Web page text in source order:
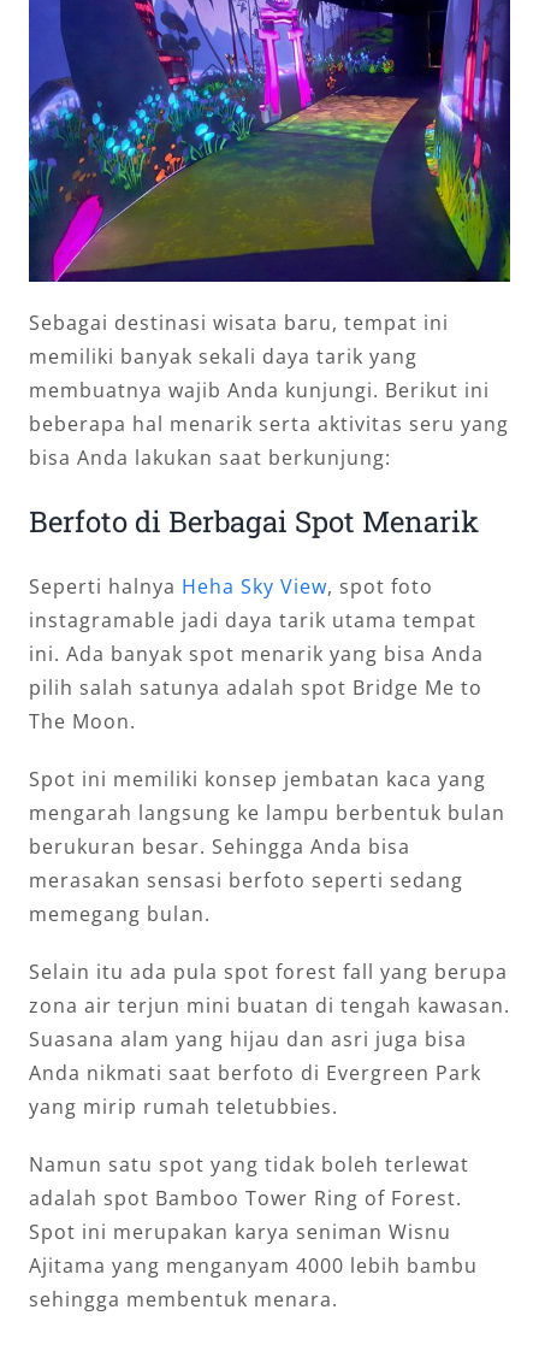
Sebagai destinasi wisata baru, tempat ini
memiliki banyak sekali daya tarik yang
membuatnya wajib Anda kunjungi. Berikut ini
beberapa hal menarik serta aktivitas seru yang
bisa Anda lakukan saat berkunjung:
Berfoto di Berbagai Spot Menarik
Seperti halnya Heha Sky View, spot foto
instagramable jadi daya tarik utama tempat
ini. Ada banyak spot menarik yang bisa Anda
pilih salah satunya adalah spot Bridge Me to
The Moon.
Spot ini memiliki konsep jembatan kaca yang
mengarah langsung ke lampu berbentuk bulan
berukuran besar. Sehingga Anda bisa
merasakan sensasi berfoto seperti sedang
memegang bulan.
Selain itu ada pula spot forest fall yang berupa
zona air terjun mini buatan di tengah kawasan.
Suasana alam yang hijau dan asri juga bisa
Anda nikmati saat berfoto di Evergreen Park
yang mirip rumah teletubbies.
Namun satu spot yang tidak boleh terlewat
adalah spot Bamboo Tower Ring of Forest.
Spot ini merupakan karya seniman Wisnu
Ajitama yang menganyam 4000 lebih bambu
sehingga membentuk menara.